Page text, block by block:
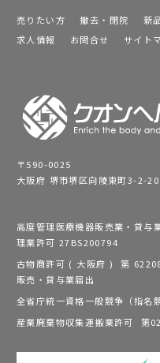
売りたい方 撤去・閉院 新
求人情報
お問合せ サイト
〒590-0025
大阪府 堺市堺区向陵東町3-2-20
高度管理医療機器販売業・貸
理業許可 27BS200794
古物商許可 ( 大阪府 ) 第
販売・貸与業届出
全省庁統一資格一般競争（指
産業廃棄物収集運搬業許可 第